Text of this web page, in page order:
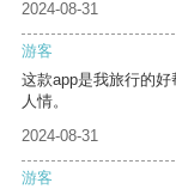
2024-08-31
游客
这款app是我旅行的
人情。
2024-08-31
游客